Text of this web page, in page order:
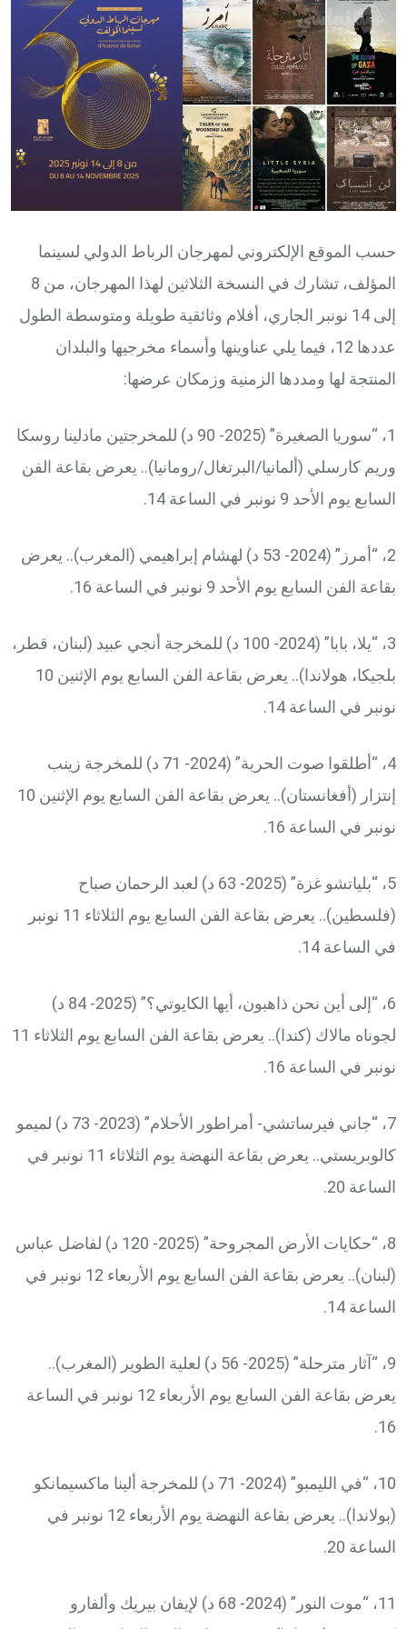
Email
حسب الموقع الإلكتروني لمهرجان الرباط الدولي لسينما
المؤلف، تشارك في النسخة الثلاثين لهذا المهرجان، من 8
إلى 14 نونبر الجاري، أفلام وثائقية طويلة ومتوسطة الطول
عددها 12، فيما يلي عناوينها وأسماء مخرجيها والبلدان
المنتجة لها ومددها الزمنية وزمكان عرضها:
1، “سوريا الصغيرة” (2025- 90 د) للمخرجتين مادلينا روسكا
وريم كارسلي (ألمانيا/البرتغال/رومانيا).. يعرض بقاعة الفن
السابع يوم الأحد 9 نونبر في الساعة 14.
2، “أمرز” (2024- 53 د) لهشام إبراهيمي (المغرب).. يعرض
بقاعة الفن السابع يوم الأحد 9 نونبر في الساعة 16.
3، “يلا، بابا” (2024- 100 د) للمخرجة أنجي عبيد (لبنان، قطر،
بلجيكا، هولاندا).. يعرض بقاعة الفن السابع يوم الإثنين 10
نونبر في الساعة 14.
4، “أطلقوا صوت الحرية” (2024- 71 د) للمخرجة زينب
إنتزار (أفغانستان).. يعرض بقاعة الفن السابع يوم الإثنين 10
نونبر في الساعة 16.
5، “بلياتشو غزة” (2025- 63 د) لعبد الرحمان صباح
(فلسطين).. يعرض بقاعة الفن السابع يوم الثلاثاء 11 نونبر
في الساعة 14.
6، “إلى أين نحن ذاهبون، أيها الكايوتي؟” (2025- 84 د)
لجوناه مالاك (كندا).. يعرض بقاعة الفن السابع يوم الثلاثاء 11
نونبر في الساعة 16.
7، “جاني فيرساتشي- أمراطور الأحلام” (2023- 73 د) لميمو
كالوبريستي.. يعرض بقاعة النهضة يوم الثلاثاء 11 نونبر في
الساعة 20.
8، “حكايات الأرض المجروحة” (2025- 120 د) لفاضل عباس
(لبنان).. يعرض بقاعة الفن السابع يوم الأربعاء 12 نونبر في
الساعة 14.
9، “آثار مترحلة” (2025- 56 د) لعلية الطوير (المغرب)..
يعرض بقاعة الفن السابع يوم الأربعاء 12 نونبر في الساعة
16.
10، “في الليمبو” (2024- 71 د) للمخرجة ألينا ماكسيمانكو
(بولاندا).. يعرض بقاعة النهضة يوم الأربعاء 12 نونبر في
الساعة 20.
11، “موت النور” (2024- 68 د) لإيفان بيريك وألفارو